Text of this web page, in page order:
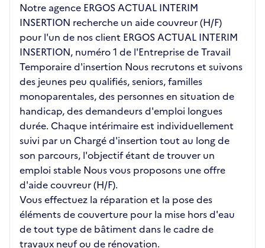
Notre agence ERGOS ACTUAL INTERIM
INSERTION recherche un aide couvreur (H/F)
pour l'un de nos client ERGOS ACTUAL INTERIM
INSERTION, numéro 1 de l'Entreprise de Travail
Temporaire d'insertion Nous recrutons et suivons
des jeunes peu qualifiés, seniors, familles
monoparentales, des personnes en situation de
handicap, des demandeurs d'emploi longues
durée. Chaque intérimaire est individuellement
suivi par un Chargé d'insertion tout au long de
son parcours, l'objectif étant de trouver un
emploi stable Nous vous proposons une offre
d'aide couvreur (H/F).
Vous effectuez la réparation et la pose des
éléments de couverture pour la mise hors d'eau
de tout type de bâtiment dans le cadre de
travaux neuf ou de rénovation.